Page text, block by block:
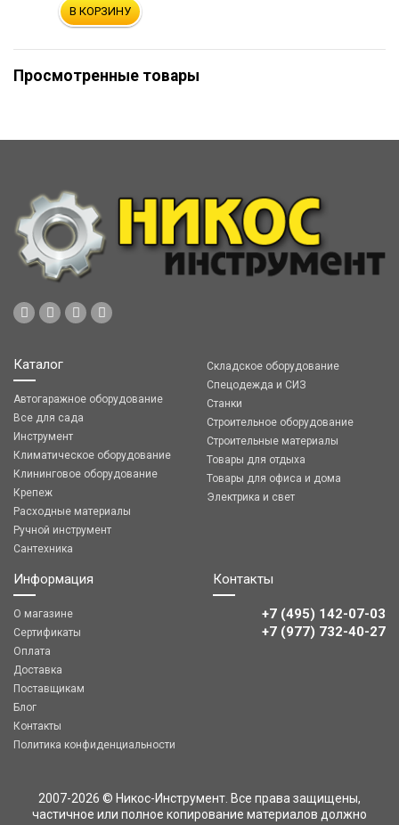
В КОРЗИНУ
Просмотренные товары
Каталог
Автогаражное оборудование
Все для сада
Инструмент
Климатическое оборудование
Клининговое оборудование
Крепеж
Расходные материалы
Ручной инструмент
Сантехника
Складское оборудование
Спецодежда и СИЗ
Станки
Строительное оборудование
Строительные материалы
Товары для отдыха
Товары для офиса и дома
Электрика и свет
Информация
О магазине
Сертификаты
Оплата
Доставка
Поставщикам
Блог
Контакты
Политика конфиденциальности
Контакты
+7 (495) 142-07-03
‎‎+7 (977) 732-40-27
2007-2026 © Никос-Инструмент. Все права защищены,
частичное или полное копирование материалов должно